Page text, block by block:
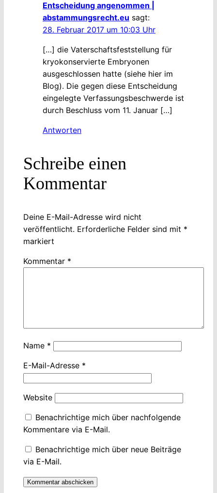
Entscheidung angenommen |
abstammungsrecht.eu sagt:
28. Februar 2017 um 10:03 Uhr
[…] die Vaterschaftsfeststellung für
kryokonservierte Embryonen
ausgeschlossen hatte (siehe hier im
Blog). Die gegen diese Entscheidung
eingelegte Verfassungsbeschwerde ist
durch Beschluss vom 11. Januar […]
Antworten
Schreibe einen
Kommentar
Deine E-Mail-Adresse wird nicht
veröffentlicht. Erforderliche Felder sind mit *
markiert
Kommentar *
Name *
E-Mail-Adresse *
Website
Benachrichtige mich über nachfolgende
Kommentare via E-Mail.
Benachrichtige mich über neue Beiträge
via E-Mail.